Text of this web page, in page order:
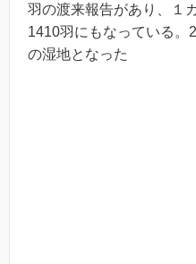
羽の渡来報告があり、１
1410羽にもなっている。
の湿地となった